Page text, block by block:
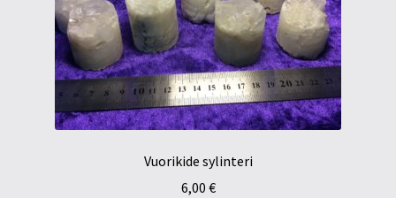
Vuorikide sylinteri
6,00 €